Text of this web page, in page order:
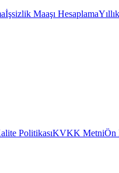
İşsizlik Maaşı Hesaplama
PolitikasıKVKK MetniÖn